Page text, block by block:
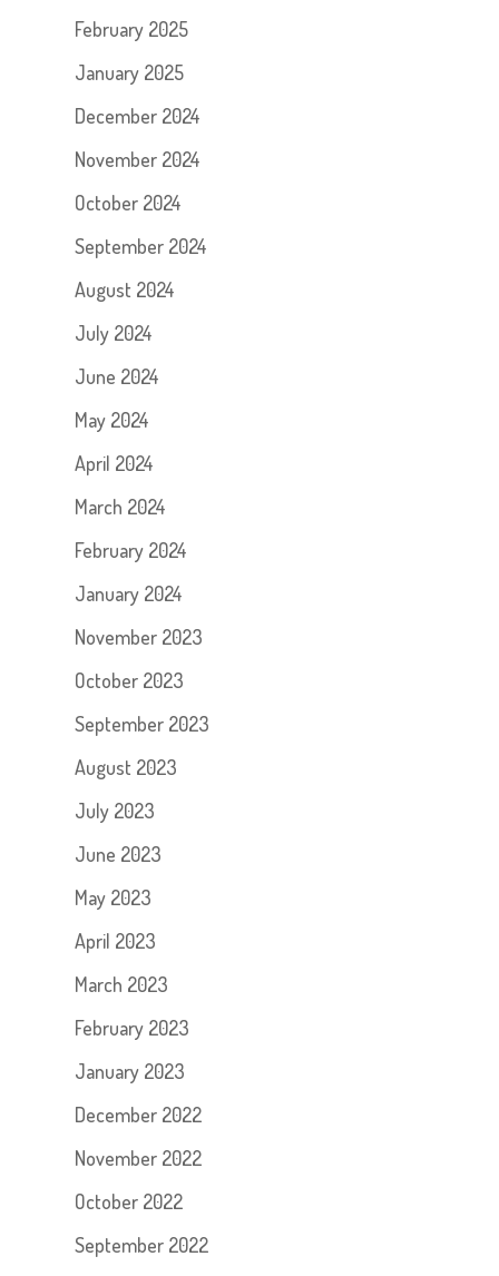
February 2025
January 2025
December 2024
November 2024
October 2024
September 2024
August 2024
July 2024
June 2024
May 2024
April 2024
March 2024
February 2024
January 2024
November 2023
October 2023
September 2023
August 2023
July 2023
June 2023
May 2023
April 2023
March 2023
February 2023
January 2023
December 2022
November 2022
October 2022
September 2022